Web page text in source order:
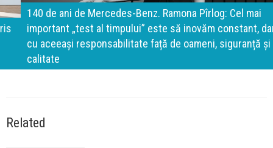
140 de ani de Mercedes-Benz. Ramona Pîrlog: Cel mai
important „test al timpului” este să inovăm constant, dar
cu aceeași responsabilitate față de oameni, siguranță și
calitate
Related